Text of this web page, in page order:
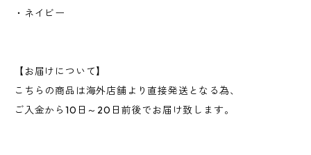
・ネイビー
【お届けについて】
こちらの商品は海外店舗より直接発送となる為、
ご入金から10日～20日前後でお届け致します。